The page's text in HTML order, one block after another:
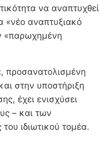
να αναπτυχθεί
«νέο αναπτυξιακό
«παρωχημένη
προσανατολισμένη
στην υποστήριξη
έχει ενισχύσει
– και των
ιδιωτικού τομέα.